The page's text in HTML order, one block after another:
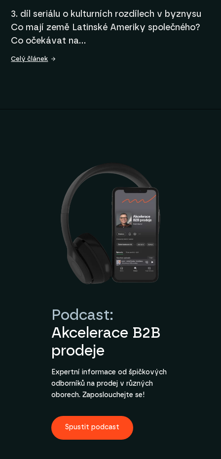
3. díl seriálu o kulturních rozdílech v byznysu
Co mají země Latinské Ameriky společného?
Co očekávat na…
Celý článek
Podcast:
Akcelerace B2B
prodeje
Expertní informace od špičkových
odborníků na prodej v různých
oborech. Zaposlouchejte se!
Spustit podcast